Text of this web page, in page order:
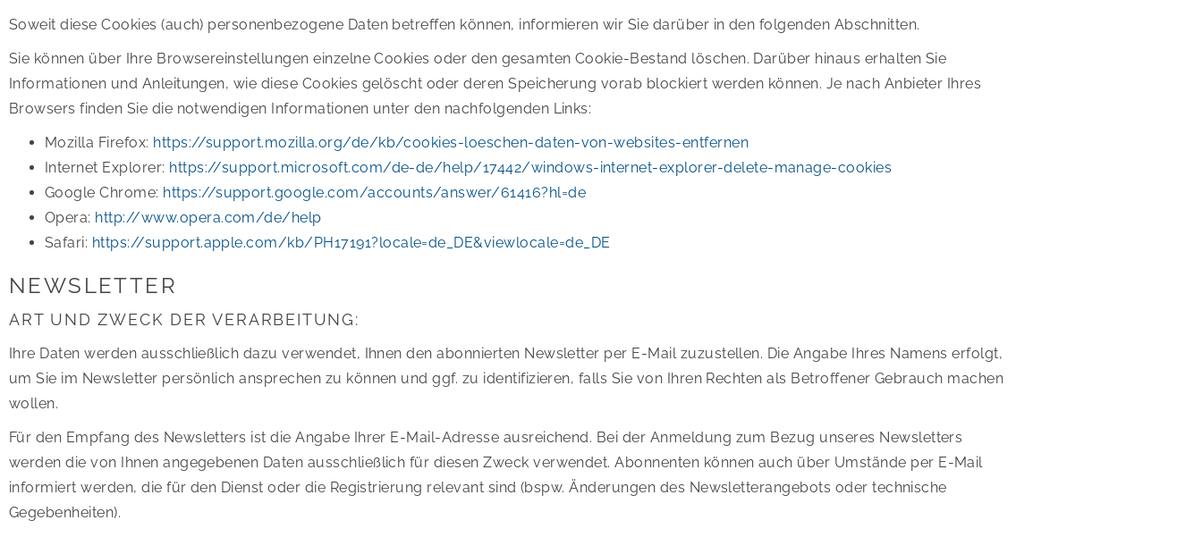
Soweit diese Cookies (auch) personenbezogene Daten betreffen können, informieren wir Sie darüber in den folgenden Abschnitten.
Sie können über Ihre Browsereinstellungen einzelne Cookies oder den gesamten Cookie-Bestand löschen. Darüber hinaus erhalten Sie
Informationen und Anleitungen, wie diese Cookies gelöscht oder deren Speicherung vorab blockiert werden können. Je nach Anbieter Ihres
Browsers finden Sie die notwendigen Informationen unter den nachfolgenden Links:
Mozilla Firefox: https://support.mozilla.org/de/kb/cookies-loeschen-daten-von-websites-entfernen
Internet Explorer: https://support.microsoft.com/de-de/help/17442/windows-internet-explorer-delete-manage-cookies
Google Chrome: https://support.google.com/accounts/answer/61416?hl=de
Opera: http://www.opera.com/de/help
Safari: https://support.apple.com/kb/PH17191?locale=de_DE&viewlocale=de_DE
NEWSLETTER
ART UND ZWECK DER VERARBEITUNG:
Ihre Daten werden ausschließlich dazu verwendet, Ihnen den abonnierten Newsletter per E-Mail zuzustellen. Die Angabe Ihres Namens erfolgt,
um Sie im Newsletter persönlich ansprechen zu können und ggf. zu identifizieren, falls Sie von Ihren Rechten als Betroffener Gebrauch machen
wollen.
Für den Empfang des Newsletters ist die Angabe Ihrer E-Mail-Adresse ausreichend. Bei der Anmeldung zum Bezug unseres Newsletters
werden die von Ihnen angegebenen Daten ausschließlich für diesen Zweck verwendet. Abonnenten können auch über Umstände per E-Mail
informiert werden, die für den Dienst oder die Registrierung relevant sind (bspw. Änderungen des Newsletterangebots oder technische
Gegebenheiten).